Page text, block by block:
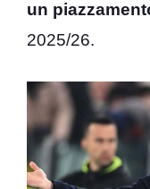
un
2025/26.